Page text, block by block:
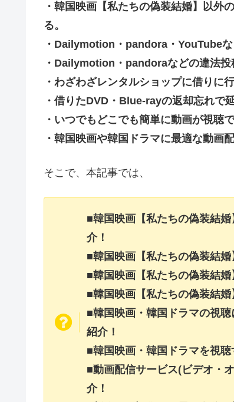
・韓国映画【私たちの偽装結婚】以外
る。
・Dailymotion・pandora・YouTubeな
・Dailymotion・pandoraなどの違法投
・わざわざレンタルショップに借りに
・借りたDVD・Blue-rayの返却忘れで
・いつでもどこでも簡単に動画が視聴
・韓国映画や韓国ドラマに最適な動画
そこで、本記事では、
■韓国映画【私たちの偽装結
介！
■韓国映画【私たちの偽装結
■韓国映画【私たちの偽装結
■韓国映画【私たちの偽装結
■韓国映画・韓国ドラマの視
紹介！
■韓国映画・韓国ドラマを視
■動画配信サービス(ビデオ・
介！